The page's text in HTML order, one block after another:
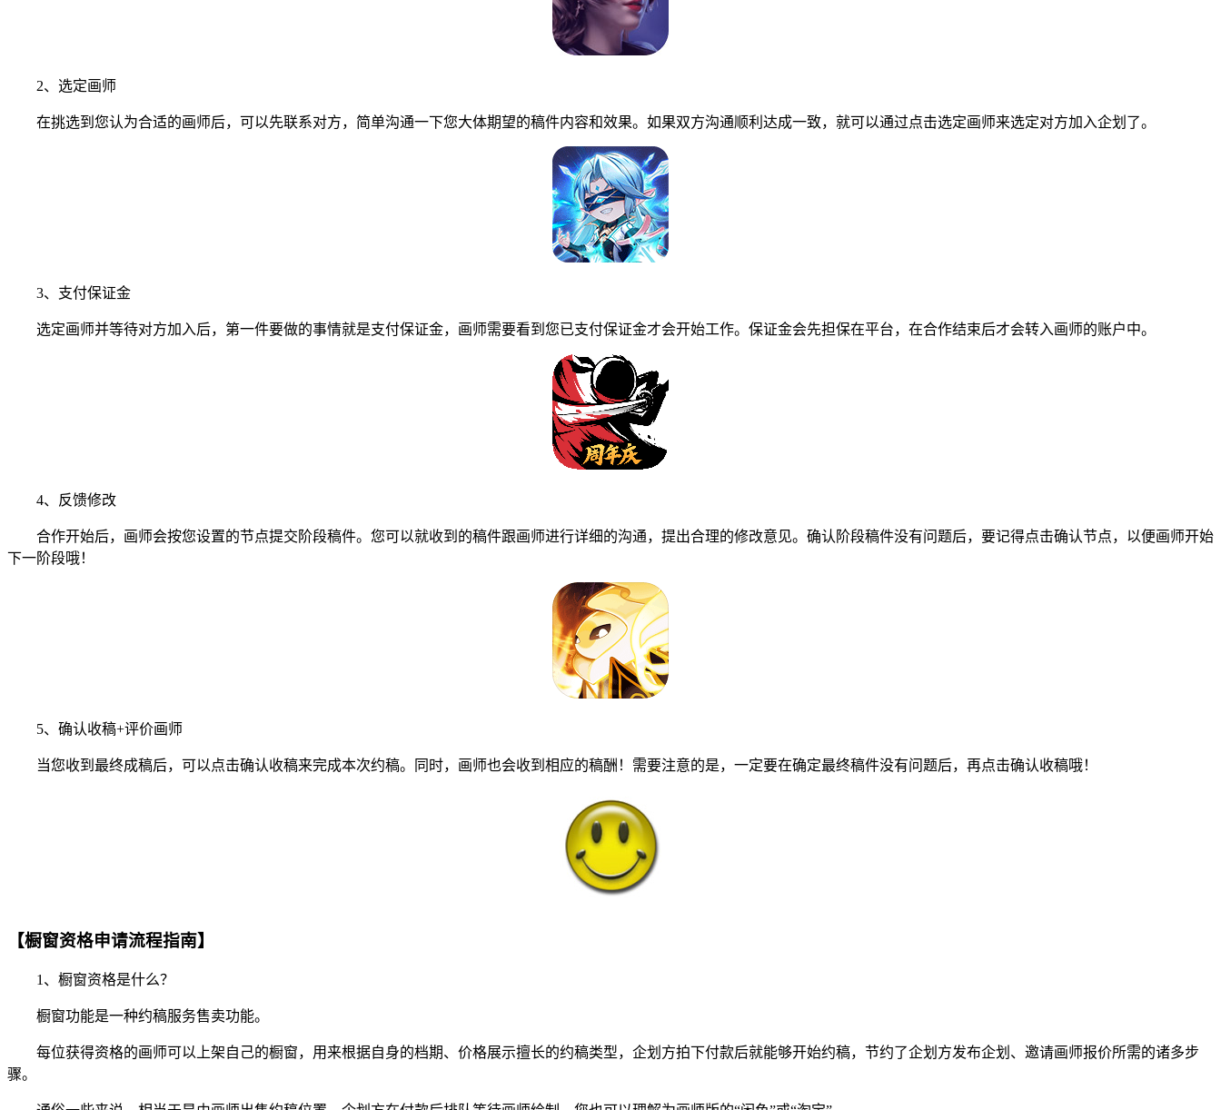
2、选定画师
在挑选到您认为合适的画师后，可以先联系对方，简单沟通一下您大体期望的稿件内容和效果。如果双方沟通顺利达成一致，就可以通过点击选定画师来选定对方加入企划了。
3、支付保证金
选定画师并等待对方加入后，第一件要做的事情就是支付保证金，画师需要看到您已支付保证金才会开始工作。保证金会先担保在平台，在合作结束后才会转入画师的账户中。
4、反馈修改
合作开始后，画师会按您设置的节点提交阶段稿件。您可以就收到的稿件跟画师进行详细的沟通，提出合理的修改意见。确认阶段稿件没有问题后，要记得点击确认节点，以便画师开始
下一阶段哦！
5、确认收稿+评价画师
当您收到最终成稿后，可以点击确认收稿来完成本次约稿。同时，画师也会收到相应的稿酬！需要注意的是，一定要在确定最终稿件没有问题后，再点击确认收稿哦！
【橱窗资格申请流程指南】
1、橱窗资格是什么？
橱窗功能是一种约稿服务售卖功能。
每位获得资格的画师可以上架自己的橱窗，用来根据自身的档期、价格展示擅长的约稿类型，企划方拍下付款后就能够开始约稿，节约了企划方发布企划、邀请画师报价所需的诸多步
骤。